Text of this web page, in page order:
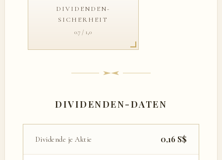
DIVIDENDEN-
SICHERHEIT
0.7 / 1,0
DIVIDENDEN-DATEN
Dividende je Aktie 0,16 S$